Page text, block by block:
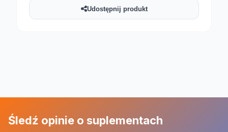
Udostępnij produkt
Śledź opinie o suplementach